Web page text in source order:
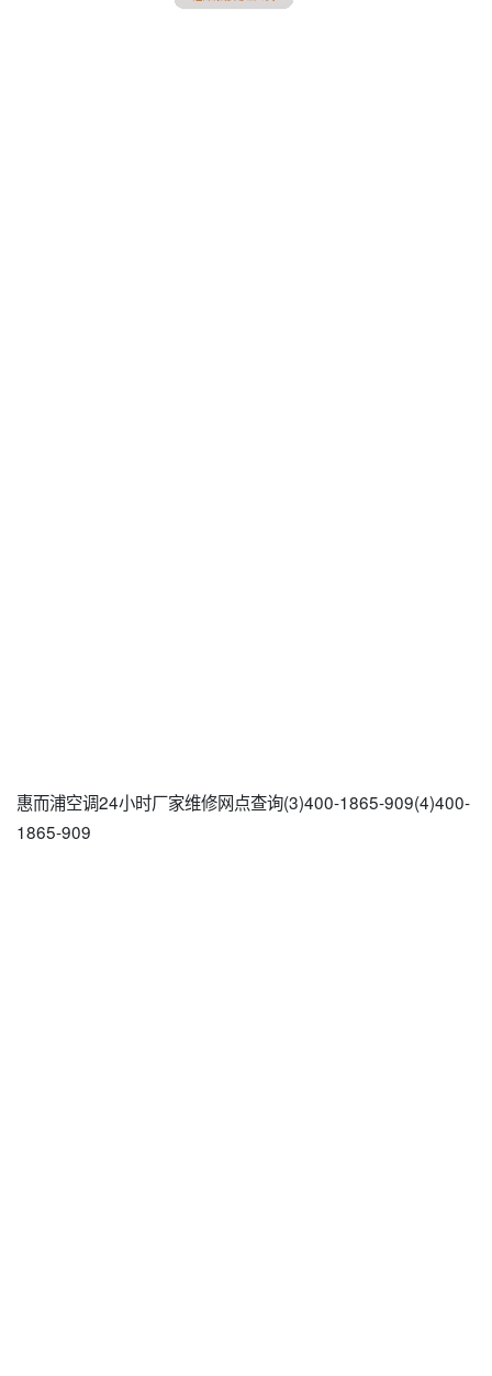
惠而浦空调24小时厂家维修网点查询(3)400-1865-909(4)400-
1865-909